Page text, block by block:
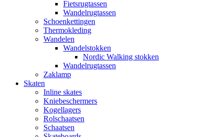
Fietsrugtassen
Wandelrugtassen
Schoenkettingen
Thermokleding
Wandelen
Wandelstokken
Nordic Walking stokken
Wandelrugtassen
Zaklamp
Skaten
Inline skates
Kniebeschermers
Kogellagers
Rolschaatsen
Schaatsen